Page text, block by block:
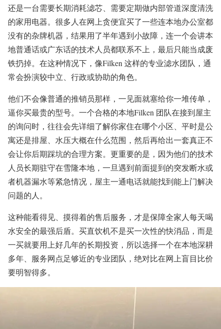
还是一台需要长期消耗滤芯、需要定期做内部管道深度清洗
的家用电器。很多人在网上贪便宜买了一些连本地办公室都
没有的杂牌机器，结果用了半年遇到小故障，连一个会讲本
地普通话或广东话的技术人员都联系不上，最后只能当成废
铁扔掉。在这种情况下，像Filken 这样的专业滤水团队，通
常会扮演较中立、行政或协助的角色。
他们不会像普通的推销员那样，一见面就塞给你一堆传单，
逼你买最贵的型号。一个合格的本地Filken 团队在接到屋主
的询问时，往往会先详细了解你家住在哪个小区、平时是公
寓还是排屋、水压大概在什么范围，然后再给出一套真正不
会让你后期踩坑的合理方案。更重要的是，因为他们的技术
人员长期驻守在雪隆本地，一旦遇到前面提到的突发断水或
者机器漏水等紧急情况，屋主一通电话就能找到能上门解决
问题的人。
这种能看得见、摸得着的售后服务，才是保障全家人每天喝
水安全的最强后盾。买直饮机不是买一次性的快消品，而是
一买就要用上好几年的长期投资，所以选择一个在本地深耕
多年、服务网点足够近的专业团队，绝对比在网上盲目比价
要明智得多。